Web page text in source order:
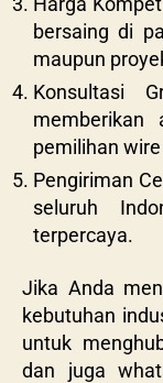
bersaing di
maupun
Konsultasi
memberikan
pemilihan
Pengiriman
seluruh
terpercaya.
Jika Anda
kebutuhan
untuk
dan juga